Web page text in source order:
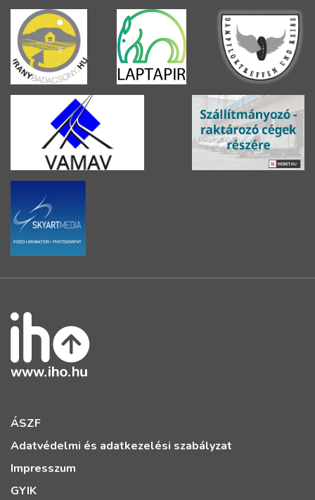
ÁSZF
Adatvédelmi és adatkezelési szabályzat
Impresszum
GYIK